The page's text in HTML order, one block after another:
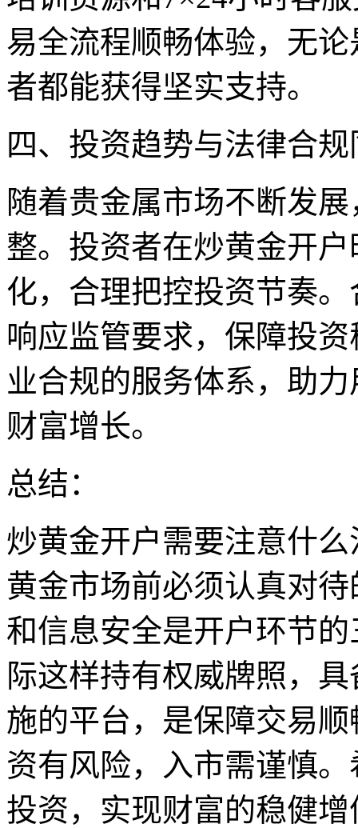
易全流程顺畅体验，无
者都能获得坚实支持。
四、投资趋势与法律合
随着贵金属市场不断发
整。投资者在炒黄金开
化，合理把控投资节奏
响应监管要求，保障投
业合规的服务体系，助
财富增长。
总结：
炒黄金开户需要注意什
黄金市场前必须认真对
和信息安全是开户环节
际这样持有权威牌照，
施的平台，是保障交易
资有风险，入市需谨慎
投资，实现财富的稳健增